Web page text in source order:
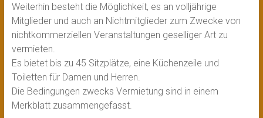
Weiterhin besteht die Möglichkeit, es an volljährige
Mitglieder und auch an Nichtmitglieder zum Zwecke von
nichtkommerziellen Veranstaltungen geselliger Art zu
vermieten.
Es bietet bis zu 45 Sitzplätze, eine Küchenzeile und
Toiletten für Damen und Herren.
Die Bedingungen zwecks Vermietung sind in einem
Merkblatt zusammengefasst.